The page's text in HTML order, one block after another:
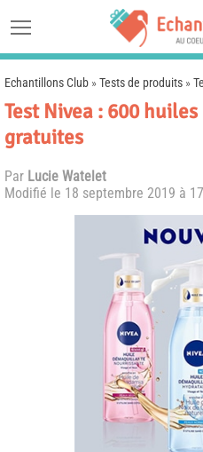
Echantillons Club »Tests de produits »
Test Nivea : 600
gratuites
Par Lucie Watelet
Modifié le 18 septembre 2019 à